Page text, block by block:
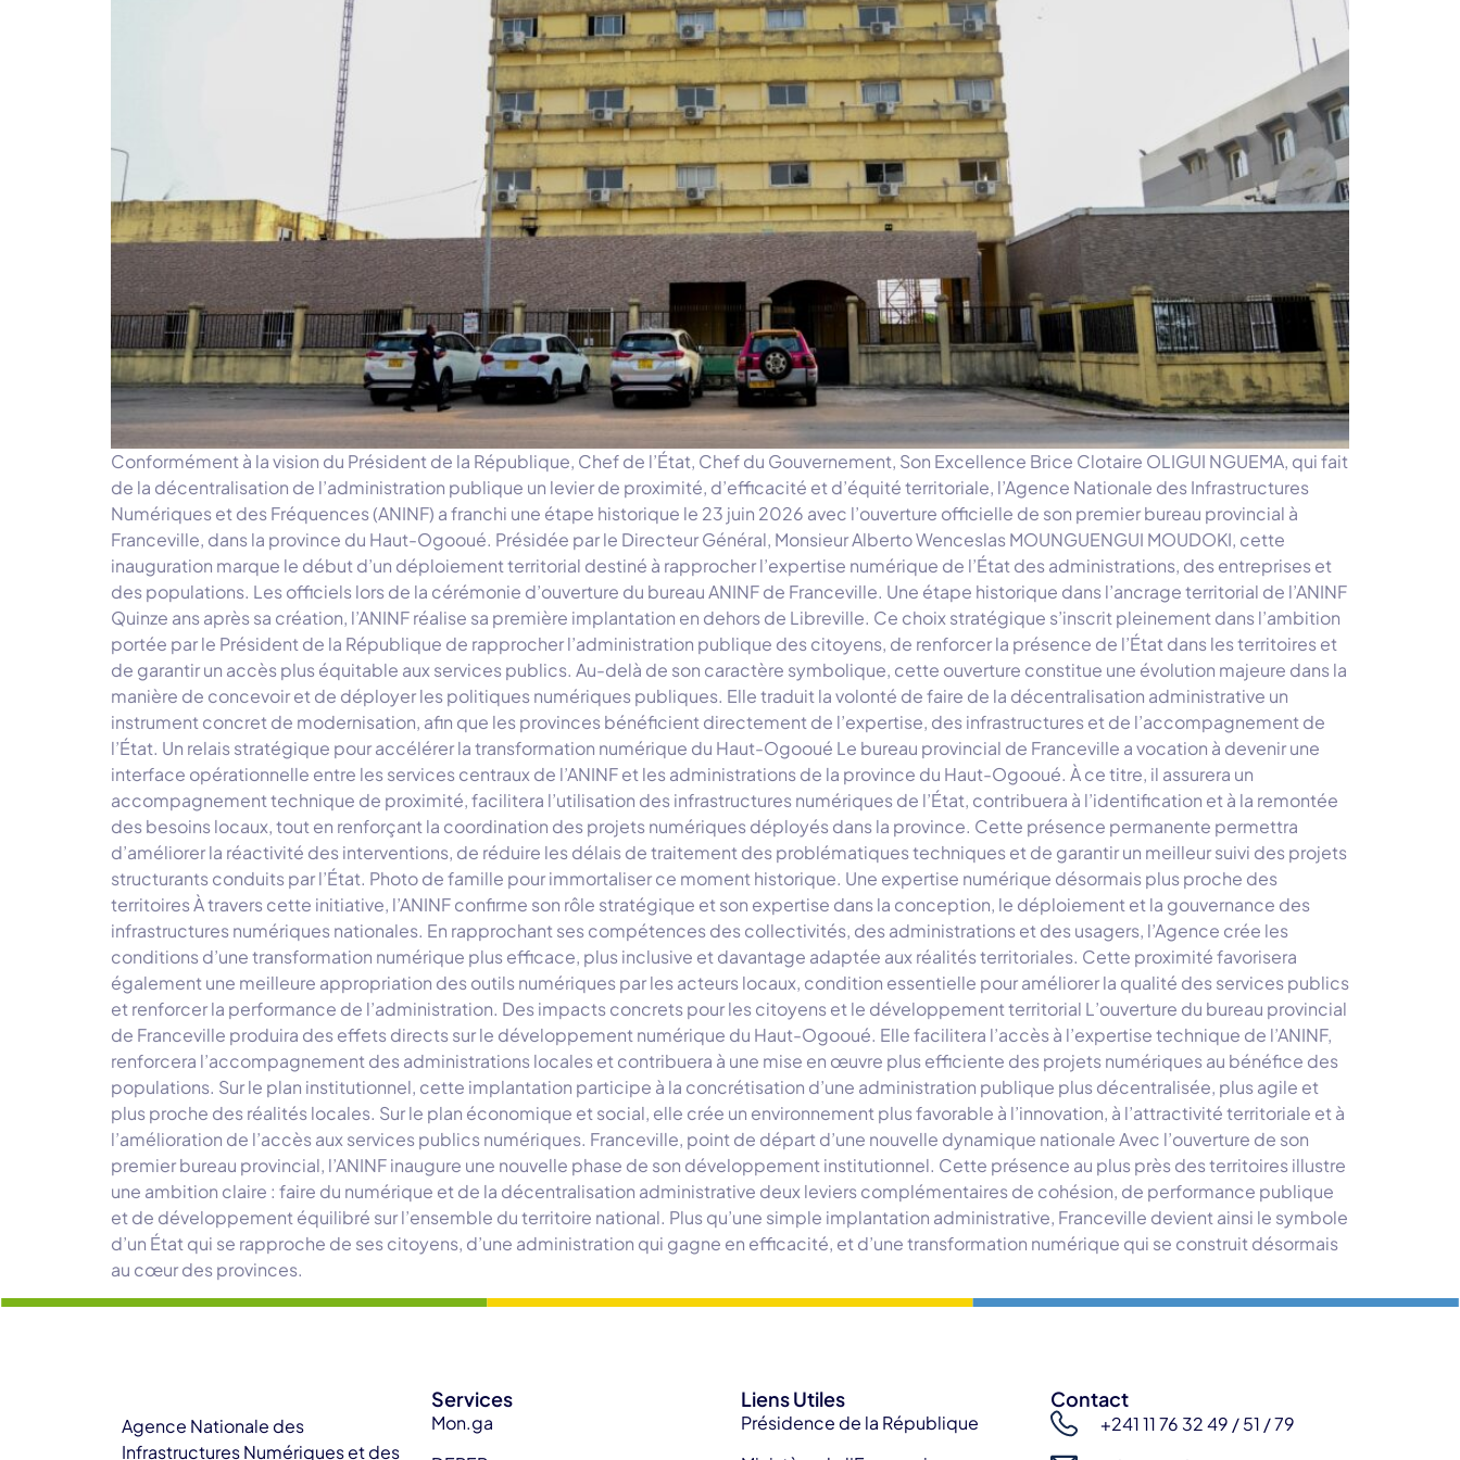
Conformément à la vision du Président de la République, Chef de l’État, Chef du Gouvernement, Son Excellence Brice Clotaire OLIGUI NGUEMA, qui fait
de la décentralisation de l’administration publique un levier de proximité, d’efficacité et d’équité territoriale, l’Agence Nationale des Infrastructures
Numériques et des Fréquences (ANINF) a franchi une étape historique le 23 juin 2026 avec l’ouverture officielle de son premier bureau provincial à
Franceville, dans la province du Haut-Ogooué. Présidée par le Directeur Général, Monsieur Alberto Wenceslas MOUNGUENGUI MOUDOKI, cette
inauguration marque le début d’un déploiement territorial destiné à rapprocher l’expertise numérique de l’État des administrations, des entreprises et
des populations. Les officiels lors de la cérémonie d’ouverture du bureau ANINF de Franceville. Une étape historique dans l’ancrage territorial de l’ANINF
Quinze ans après sa création, l’ANINF réalise sa première implantation en dehors de Libreville. Ce choix stratégique s’inscrit pleinement dans l’ambition
portée par le Président de la République de rapprocher l’administration publique des citoyens, de renforcer la présence de l’État dans les territoires et
de garantir un accès plus équitable aux services publics. Au-delà de son caractère symbolique, cette ouverture constitue une évolution majeure dans la
manière de concevoir et de déployer les politiques numériques publiques. Elle traduit la volonté de faire de la décentralisation administrative un
instrument concret de modernisation, afin que les provinces bénéficient directement de l’expertise, des infrastructures et de l’accompagnement de
l’État. Un relais stratégique pour accélérer la transformation numérique du Haut-Ogooué Le bureau provincial de Franceville a vocation à devenir une
interface opérationnelle entre les services centraux de l’ANINF et les administrations de la province du Haut-Ogooué. À ce titre, il assurera un
accompagnement technique de proximité, facilitera l’utilisation des infrastructures numériques de l’État, contribuera à l’identification et à la remontée
des besoins locaux, tout en renforçant la coordination des projets numériques déployés dans la province. Cette présence permanente permettra
d’améliorer la réactivité des interventions, de réduire les délais de traitement des problématiques techniques et de garantir un meilleur suivi des projets
structurants conduits par l’État. Photo de famille pour immortaliser ce moment historique. Une expertise numérique désormais plus proche des
territoires À travers cette initiative, l’ANINF confirme son rôle stratégique et son expertise dans la conception, le déploiement et la gouvernance des
infrastructures numériques nationales. En rapprochant ses compétences des collectivités, des administrations et des usagers, l’Agence crée les
conditions d’une transformation numérique plus efficace, plus inclusive et davantage adaptée aux réalités territoriales. Cette proximité favorisera
également une meilleure appropriation des outils numériques par les acteurs locaux, condition essentielle pour améliorer la qualité des services publics
et renforcer la performance de l’administration. Des impacts concrets pour les citoyens et le développement territorial L’ouverture du bureau provincial
de Franceville produira des effets directs sur le développement numérique du Haut-Ogooué. Elle facilitera l’accès à l’expertise technique de l’ANINF,
renforcera l’accompagnement des administrations locales et contribuera à une mise en œuvre plus efficiente des projets numériques au bénéfice des
populations. Sur le plan institutionnel, cette implantation participe à la concrétisation d’une administration publique plus décentralisée, plus agile et
plus proche des réalités locales. Sur le plan économique et social, elle crée un environnement plus favorable à l’innovation, à l’attractivité territoriale et à
l’amélioration de l’accès aux services publics numériques. Franceville, point de départ d’une nouvelle dynamique nationale Avec l’ouverture de son
premier bureau provincial, l’ANINF inaugure une nouvelle phase de son développement institutionnel. Cette présence au plus près des territoires illustre
une ambition claire : faire du numérique et de la décentralisation administrative deux leviers complémentaires de cohésion, de performance publique
et de développement équilibré sur l’ensemble du territoire national. Plus qu’une simple implantation administrative, Franceville devient ainsi le symbole
d’un État qui se rapproche de ses citoyens, d’une administration qui gagne en efficacité, et d’une transformation numérique qui se construit désormais
au cœur des provinces.
Agence Nationale des
Infrastructures Numériques et des
Services
Mon.ga
Liens Utiles
Présidence de la République
Contact
+241 11 76 32 49 / 51 / 79